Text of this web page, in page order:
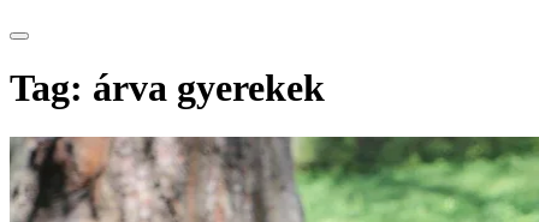
Tag: árva gyerekek